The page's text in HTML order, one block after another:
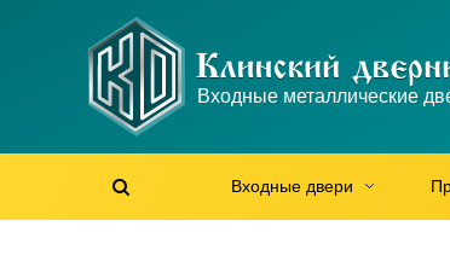
Входные металлические
Входные двери
Max
Мы онлайн!
WhatsApp
Мы онлайн!
Telegram
Мы онлайн!
Max
Мы онлайн!
WhatsApp
Мы онлайн!